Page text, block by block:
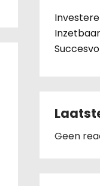
Geen